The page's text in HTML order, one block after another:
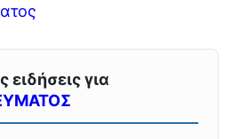
ειδήσεις για